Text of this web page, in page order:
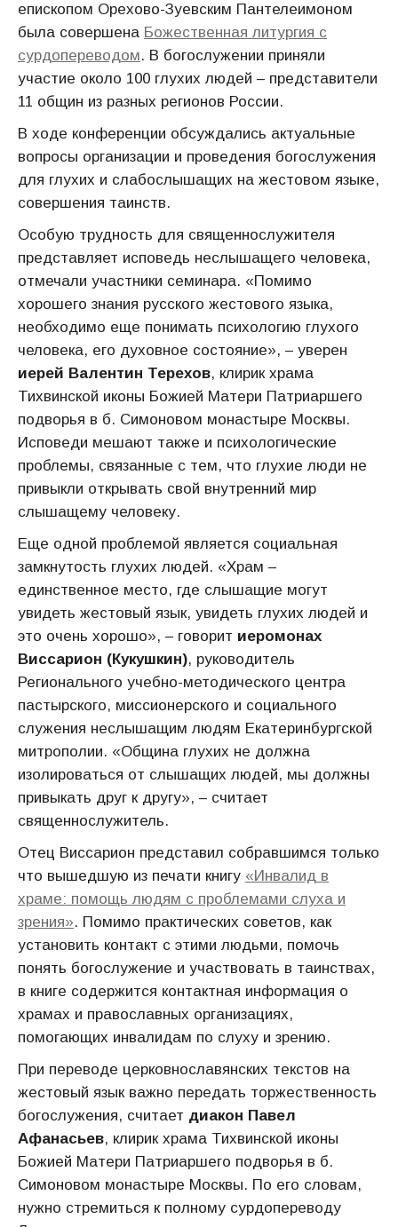
епископом Орехово-Зуевским Пантелеимоном
была совершена Божественная литургия с
сурдопереводом. В богослужении приняли
участие около 100 глухих людей – представители
11 общин из разных регионов России.
В ходе конференции обсуждались актуальные
вопросы организации и проведения богослужения
для глухих и слабослышащих на жестовом языке,
совершения таинств.
Особую трудность для священнослужителя
представляет исповедь неслышащего человека,
отмечали участники семинара. «Помимо
хорошего знания русского жестового языка,
необходимо еще понимать психологию глухого
человека, его духовное состояние», – уверен
иерей Валентин Терехов, клирик храма
Тихвинской иконы Божией Матери Патриаршего
подворья в б. Симоновом монастыре Москвы.
Исповеди мешают также и психологические
проблемы, связанные с тем, что глухие люди не
привыкли открывать свой внутренний мир
слышащему человеку.
Еще одной проблемой является социальная
замкнутость глухих людей. «Храм –
единственное место, где слышащие могут
увидеть жестовый язык, увидеть глухих людей и
это очень хорошо», – говорит иеромонах
Виссарион (Кукушкин), руководитель
Регионального учебно-методического центра
пастырского, миссионерского и социального
служения неслышащим людям Екатеринбургской
митрополии. «Община глухих не должна
изолироваться от слышащих людей, мы должны
привыкать друг к другу», – считает
священнослужитель.
Отец Виссарион представил собравшимся только
что вышедшую из печати книгу «Инвалид в
храме: помощь людям с проблемами слуха и
зрения». Помимо практических советов, как
установить контакт с этими людьми, помочь
понять богослужение и участвовать в таинствах,
в книге содержится контактная информация о
храмах и православных организациях,
помогающих инвалидам по слуху и зрению.
При переводе церковнославянских текстов на
жестовый язык важно передать торжественность
богослужения, считает диакон Павел
Афанасьев, клирик храма Тихвинской иконы
Божией Матери Патриаршего подворья в б.
Симоновом монастыре Москвы. По его словам,
нужно стремиться к полному сурдопереводу